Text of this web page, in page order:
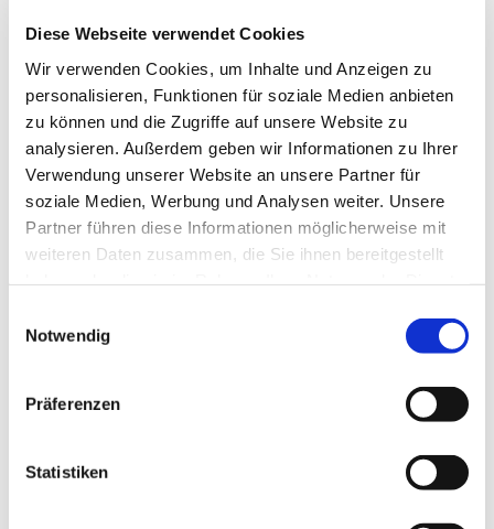
Diese Webseite verwendet Cookies
Wir verwenden Cookies, um Inhalte und Anzeigen zu
personalisieren, Funktionen für soziale Medien anbieten
zu können und die Zugriffe auf unsere Website zu
analysieren. Außerdem geben wir Informationen zu Ihrer
Verwendung unserer Website an unsere Partner für
soziale Medien, Werbung und Analysen weiter. Unsere
Partner führen diese Informationen möglicherweise mit
weiteren Daten zusammen, die Sie ihnen bereitgestellt
Notwendig
Präferenzen
Statistiken
Atmosphäre prägt die Roratemessen: Hunderte
Kerzen leuchten die Kirche aus, stimmungsvolle
Lieder begleiten die Gebete. Leiten wird den
Gottesdienst Weihbischof Matthias Heinrich.
Alle Jugendlichen der Pfarrei St. Bernhard
Stralsund-Rügen-Demmin sind herzlich zu dieser
Veranstaltung eingeladen. Los geht es bereits
Zeitpunkt noch offen. Für die (kurze) Nachtruhe wird
eine Herberge in der Nähe der Kirche gesucht. Die